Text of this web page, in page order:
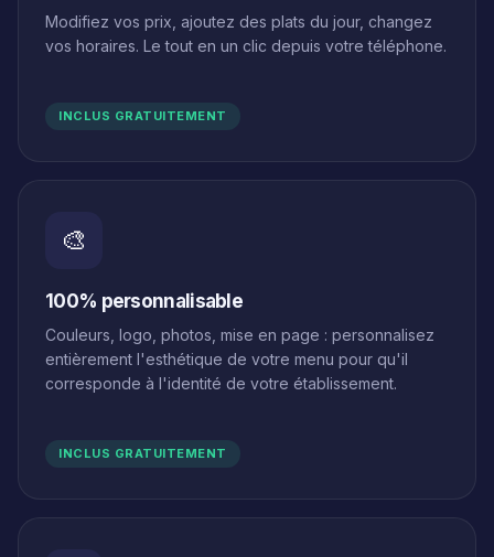
Modifiez vos prix, ajoutez des plats du jour, changez
vos horaires. Le tout en un clic depuis votre téléphone.
INCLUS GRATUITEMENT
🎨
100% personnalisable
Couleurs, logo, photos, mise en page : personnalisez
entièrement l'esthétique de votre menu pour qu'il
corresponde à l'identité de votre établissement.
INCLUS GRATUITEMENT